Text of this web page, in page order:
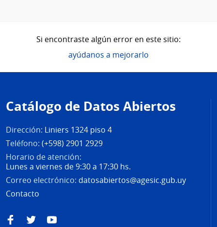
Si encontraste algún error en este sitio:
ayúdanos a mejorarlo
de
página
Catálogo de Datos Abiertos
Dirección: Liniers 1324 piso 4
Teléfono: (+598) 2901 2929
Horario de atención:
Lunes a viernes de 9:30 a 17:30 hs.
Correo electrónico: datosabiertos@agesic.gub.uy
Contacto
FacebookTwitterYouTube